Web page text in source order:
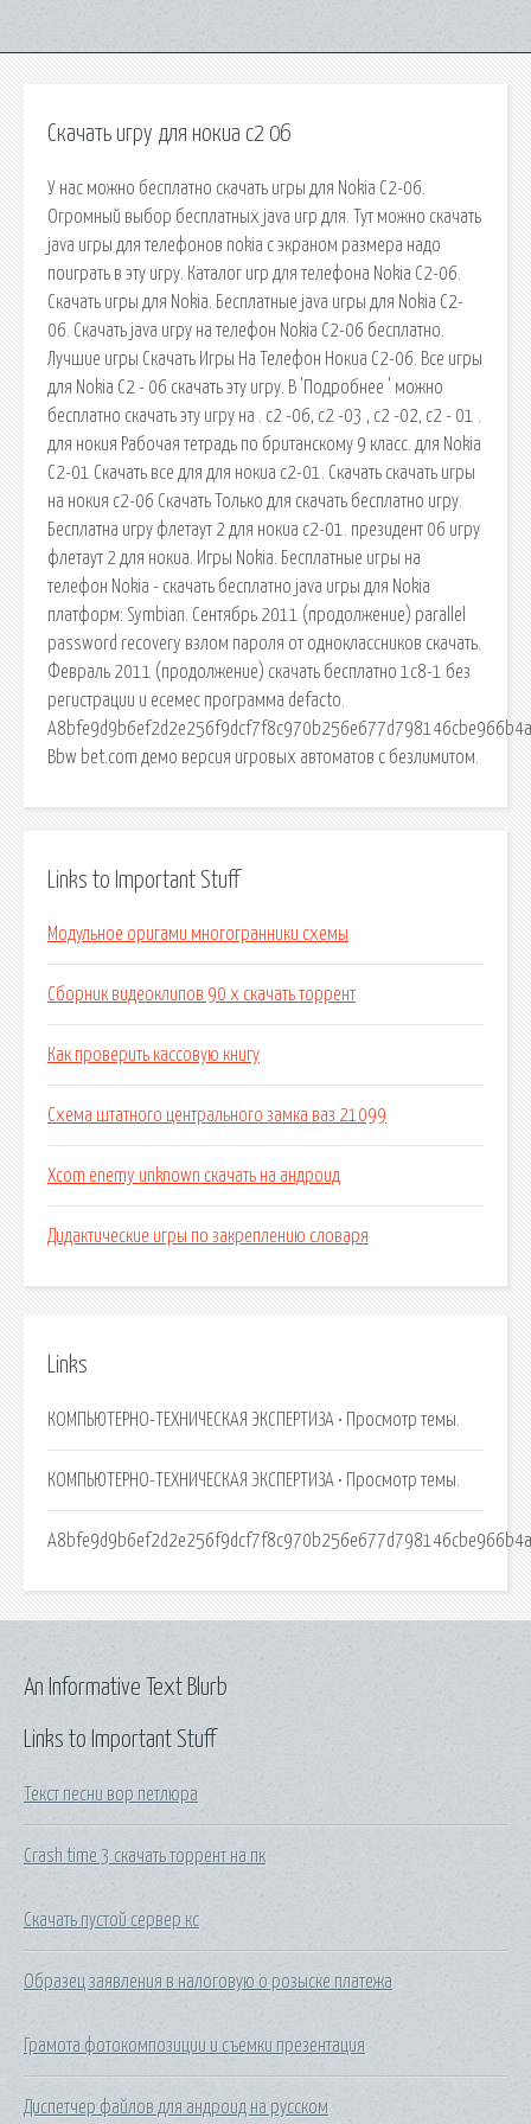
Скачать игру для нокиа с2 06
У нас можно бесплатно скачать игры для Nokia C2-06.
Огромный выбор бесплатных java игр для. Тут можно скачать
java игры для телефонов nokia с экраном размера надо
поиграть в эту игру. Каталог игр для телефона Nokia C2-06.
Скачать игры для Nokia. Бесплатные java игры для Nokia C2-
06. Скачать java игру на телефон Nokia C2-06 бесплатно.
Лучшие игры Скачать Игры На Телефон Нокиа С2-06. Все игры
для Nokia C2 - 06 скачать эту игру. В 'Подробнее ' можно
бесплатно скачать эту игру на . c2 -06, c2 -03 , c2 -02, c2 - 01 .
для нокия Рабочая тетрадь по британскому 9 класс. для Nokia
C2-01 Скачать все для для нокиа с2-01. Скачать скачать игры
на нокия с2-06 Скачать Только для скачать бесплатно игру.
Бесплатна игру флетаут 2 для нокиа с2-01. президент 06 игру
флетаут 2 для нокиа. Игры Nokia. Бесплатные игры на
телефон Nokia - скачать бесплатно java игры для Nokia
платформ: Symbian. Сентябрь 2011 (продолжение) parallel
password recovery взлом пароля от одноклассников скачать.
Февраль 2011 (продолжение) скачать бесплатно 1с8-1 без
регистрации и есемес программа defacto.
Bbw bet.com демо версия игровых автоматов с безлимитом.
Links to Important Stuff
Модульное оригами многогранники схемы
Сборник видеоклипов 90 х скачать торрент
Как проверить кассовую книгу
Схема штатного центрального замка ваз 21099
Xcom enemy unknown скачать на андроид
Дидактические игры по закреплению словаря
Links
КОМПЬЮТЕРНО-ТЕХНИЧЕСКАЯ ЭКСПЕРТИЗА • Просмотр темы.
КОМПЬЮТЕРНО-ТЕХНИЧЕСКАЯ ЭКСПЕРТИЗА • Просмотр темы.
Links to Important Stuff
Текст песни вор петлюра
Crash time 3 скачать торрент на пк
Скачать пустой сервер кс
Образец заявления в налоговую о розыске платежа
Грамота фотокомпозиции и съемки презентация
Диспетчер файлов для андроид на русском
An Informative Text Blurb